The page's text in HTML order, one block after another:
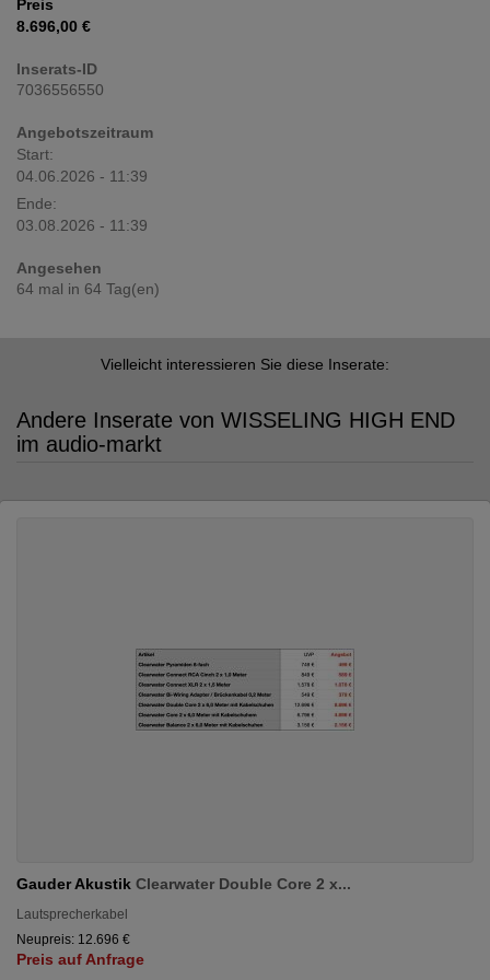
Preis
8.696,00 €
Inserats-ID
7036556550
Angebotszeitraum
Start:
04.06.2026 - 11:39
Ende:
03.08.2026 - 11:39
Angesehen
64 mal in 64 Tag(en)
Vielleicht interessieren Sie diese Inserate:
Andere Inserate von WISSELING HIGH END
im audio-markt
Gauder Akustik Clearwater Double Core 2 x...
Lautsprecherkabel
Neupreis: 12.696 €
Preis auf Anfrage